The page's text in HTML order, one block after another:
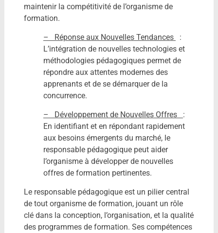
maintenir la compétitivité de l’organisme de
formation.
– Réponse aux Nouvelles Tendances
:
L’intégration de nouvelles technologies et
méthodologies pédagogiques permet de
répondre aux attentes modernes des
apprenants et de se démarquer de la
concurrence.
– Développement de Nouvelles Offres :
En identifiant et en répondant rapidement
aux besoins émergents du marché, le
responsable pédagogique peut aider
l’organisme à développer de nouvelles
offres de formation pertinentes.
Le responsable pédagogique est un pilier central
de tout organisme de formation, jouant un rôle
clé dans la conception, l’organisation, et la qualité
des programmes de formation. Ses compétences